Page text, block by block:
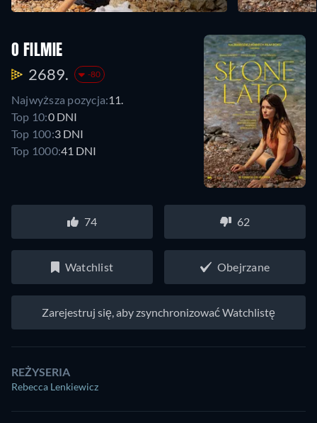
O FILMIE
2689. -80
Najwyższa pozycja:11.
Top 10:0 DNI
Top 100:3 DNI
Top 1000:41 DNI
74 62
Watchlist Obejrzane
Zarejestruj się, aby zsynchronizować Watchlistę
REŻYSERIA
Rebecca Lenkiewicz